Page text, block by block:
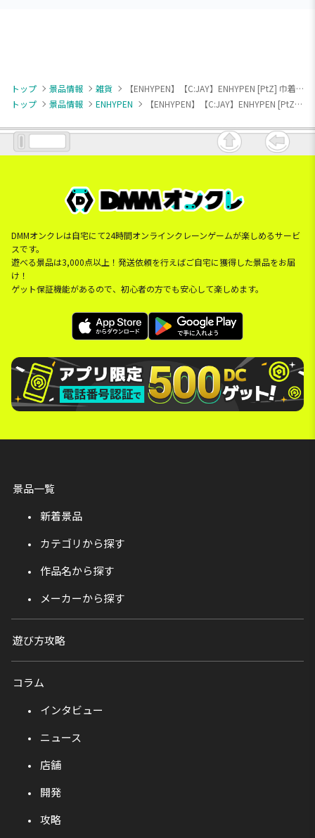
トップ 景品情報 雑貨
【ENHYPEN】【C:JAY】ENHYPEN [PtZ] 巾着バニティポーチ
トップ
景品情報 ENHYPEN 【ENHYPEN】【C:JAY】ENHYPEN [PtZ] 巾着バニティポーチ
DMMオンクレは自宅にて24時間オンラインクレーンゲームが楽しめるサービ
スです。
遊べる景品は3,000点以上！発送依頼を行えばご自宅に獲得した景品をお届
け！
ゲット保証機能があるので、初心者の方でも安心して楽しめます。
景品一覧
新着景品
カテゴリから探す
作品名から探す
メーカーから探す
遊び方攻略
コラム
インタビュー
ニュース
店舗
開発
攻略